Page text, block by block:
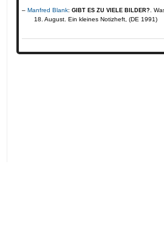
Manfred Blank: GIBT ES ZU VIELE BILDER?.
18. August. Ein kleines Notizheft, (DE 1991)